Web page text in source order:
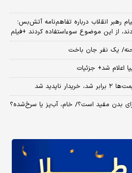
رهبر انقلاب درباره تفاهم‌نامه آتش‌بس؛
از این موضوع سوءاستفاده کردند +فیلم
یک نفر جان باخت
شد+ جزئیات
ناپدید شد
بدن مفید است؟/ خام، آب‌پز یا سرخ‌شده؟